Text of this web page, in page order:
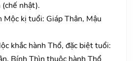
nhật).
Mộc kị tuổi: Giáp Thân, Mậu
khắc hành Thổ, đặc biệt tuổi: